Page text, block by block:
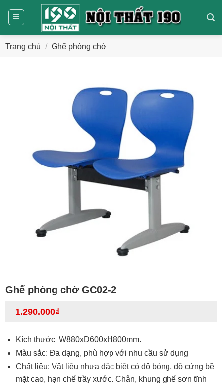
dung
Trang chủ / Ghế phòng chờ
Ghế phòng chờ GC02-2
1.290.000₫
Kích thước: W880xD600xH800mm.
Màu sắc: Đa dạng, phù hợp với nhu cầu sử dụng
Chất liệu: Vật liệu nhựa đặc biệt có độ bóng, độ cứng bề
mặt cao, hạn chế trầy xước. Chân, khung ghế sơn tĩnh